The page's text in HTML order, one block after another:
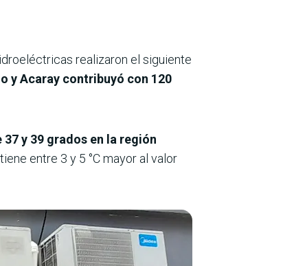
realizaron el siguiente
y Acaray contribuyó con 120
37 y 39 grados en la región
entre 3 y 5 °C mayor al valor